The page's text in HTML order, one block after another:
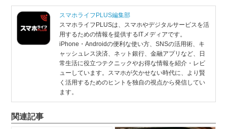
スマホライフPLUS編集部
スマホライフPLUSは、スマホやデジタルサービスを活
用するための情報を提供するITメディアです。
iPhone・Androidの便利な使い方、SNSの活用術、キ
ャッシュレス決済、ネット銀行、金融アプリなど、日
常生活に役立つテクニックやお得な情報を紹介・レビ
ューしています。スマホが欠かせない時代に、より賢
く活用するためのヒントを独自の視点から発信してい
ます。
関連記事